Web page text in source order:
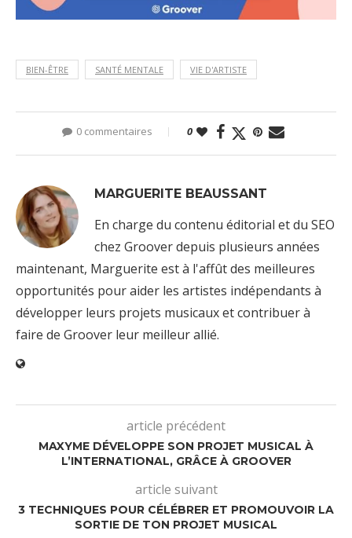
BIEN-ÊTRE SANTÉ MENTALE VIE D'ARTISTE
0 commentaires 0
MARGUERITE BEAUSSANT
En charge du contenu éditorial et du SEO
chez Groover depuis plusieurs années
maintenant, Marguerite est à l'affût des meilleures
opportunités pour aider les artistes indépendants à
développer leurs projets musicaux et contribuer à
faire de Groover leur meilleur allié.
article précédent
MAXYME DÉVELOPPE SON PROJET MUSICAL À
L’INTERNATIONAL, GRÂCE À GROOVER
article suivant
3 TECHNIQUES POUR CÉLÉBRER ET PROMOUVOIR LA
SORTIE DE TON PROJET MUSICAL